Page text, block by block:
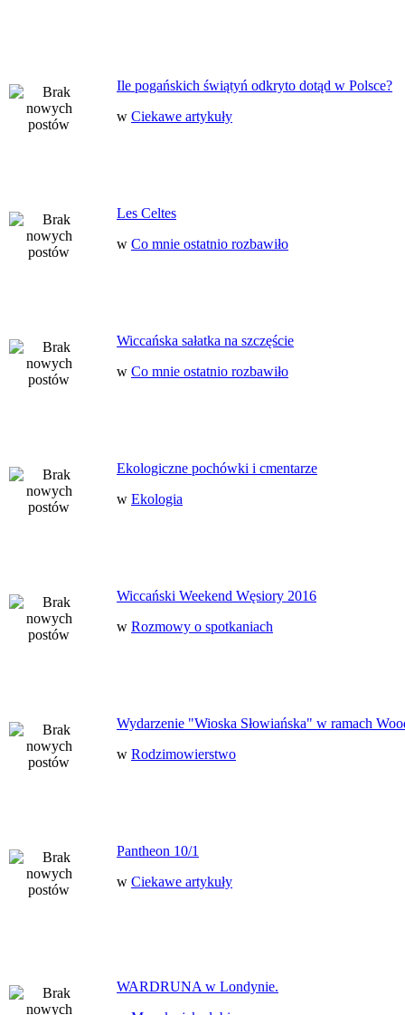
Ile pogańskich świątyń odkryto dotąd w Polsce?
w Ciekawe artykuły
Les Celtes
w Co mnie ostatnio rozbawiło
Wiccańska sałatka na szczęście
w Co mnie ostatnio rozbawiło
Ekologiczne pochówki i cmentarze
w Ekologia
Wiccański Weekend Węsiory 2016
w Rozmowy o spotkaniach
Wydarzenie "Wioska Słowiańska" w ramach
w Rodzimowierstwo
Pantheon 10/1
w Ciekawe artykuły
WARDRUNA w Londynie.